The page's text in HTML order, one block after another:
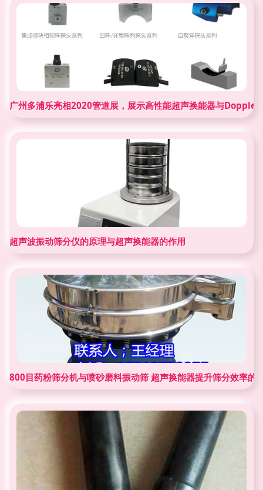
广州多浦乐亮相2020管道展，展示高性能超声换能器与Doppler
超声波振动筛分仪的原理与超声换能器的作用
800目药粉筛分机与喷砂磨料振动筛 超声换能器提升筛分效率的